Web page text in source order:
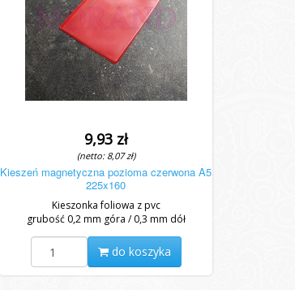
9,93 zł
(netto: 8,07 zł)
Kieszeń magnetyczna pozioma czerwona A5
225x160
Kieszonka foliowa z pvc
grubość 0,2 mm góra / 0,3 mm dół
do koszyka